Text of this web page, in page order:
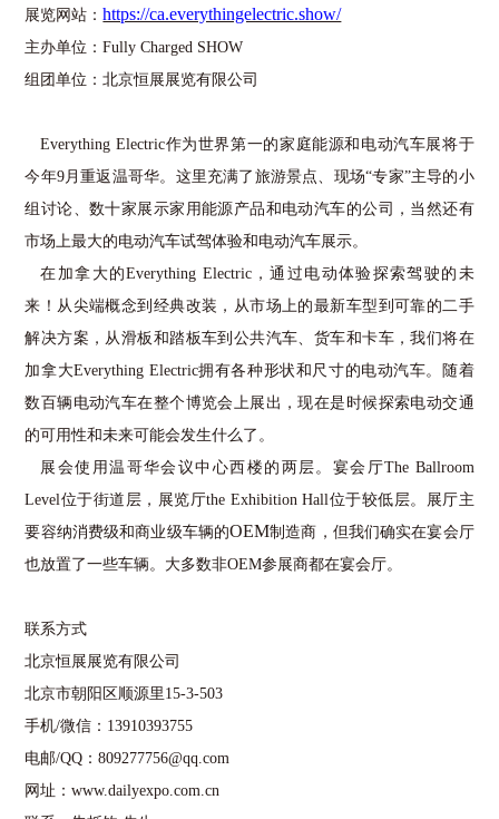
展览网站： https://ca.everythingelectric.show/
主办单位：Fully Charged SHOW
组团单位：北京恒展展览有限公司
Everything Electric作为世界第一的家庭能源和电动汽车展将于
今年9月重返温哥华。这里充满了旅游景点、现场“专家”主导的小
组讨论、数十家展示家用能源产品和电动汽车的公司，当然还有
市场上最大的电动汽车试驾体验和电动汽车展示。
在加拿大的Everything Electric，通过电动体验探索驾驶的未
来！从尖端概念到经典改装，从市场上的最新车型到可靠的二手
解决方案，从滑板和踏板车到公共汽车、货车和卡车，我们将在
加拿大Everything Electric拥有各种形状和尺寸的电动汽车。随着
数百辆电动汽车在整个博览会上展出，现在是时候探索电动交通
的可用性和未来可能会发生什么了。
展会使用温哥华会议中心西楼的两层。宴会厅The Ballroom
Level 位于街道层，展览厅the Exhibition Hall 位于较低层。展厅主
要容纳消费级和商业级车辆的OEM制造商，但我们确实在宴会厅
也放置了一些车辆。大多数非OEM参展商都在宴会厅。
联系方式
北京恒展展览有限公司
北京市朝阳区顺源里 15-3-503
手机/微信： 13910393755
电邮/QQ ：809277756@qq.com
网址：www.dailyexpo.com.cn